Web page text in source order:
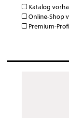
Katalog
Online-Shop
Premium-